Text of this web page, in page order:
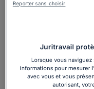
Recevoir
Juritravail
Lorsque vous
informations pour mesurer
avec vous et vous
autorisant,
Reporter sans choisir